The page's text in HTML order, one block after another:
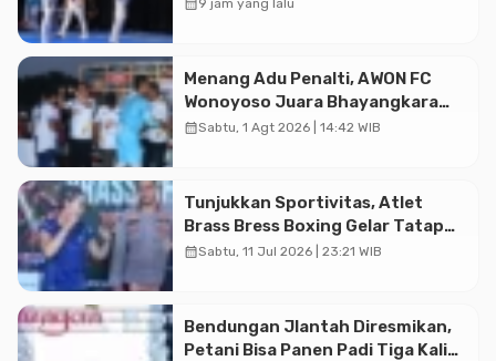
Menang Adu Penalti, AWON FC
Wonoyoso Juara Bhayangkara
Cup 2026
calendar_monthSabtu, 1 Agt 2026 | 14:42 WIB
Tunjukkan Sportivitas, Atlet
Brass Bress Boxing Gelar Tatap
Muka Resmi di Kajen
calendar_monthSabtu, 11 Jul 2026 | 23:21 WIB
Bendungan Jlantah Diresmikan,
Petani Bisa Panen Padi Tiga Kali